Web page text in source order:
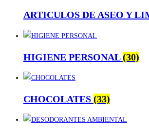
ARTICULOS DE ASEO Y
HIGIENE PERSONAL(30)
CHOCOLATES (33)